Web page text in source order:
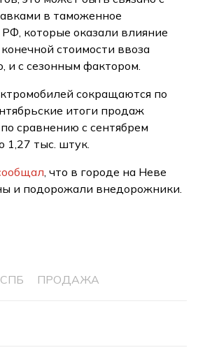
в таможенное
которые оказали влияние
стоимости ввоза
и с сезонным фактором.
сокращаются по
итоги продаж
сравнению с сентябрем
1,27 тыс. штук.
, что в городе на Неве
и подорожали внедорожники.
ПРОДАЖА